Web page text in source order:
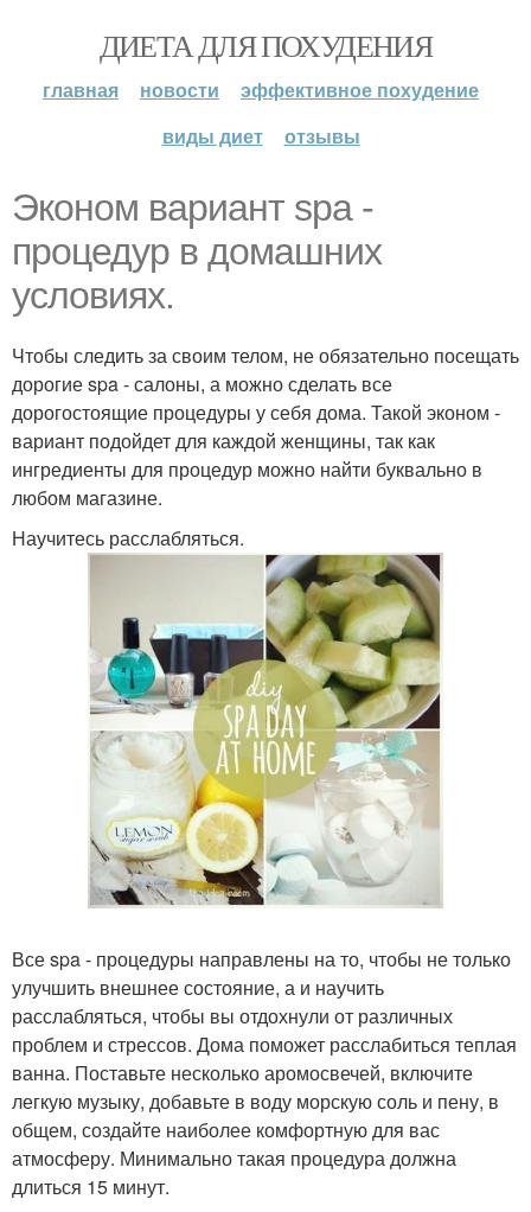
ДИЕТА ДЛЯ ПОХУДЕНИЯ
главная новости
эффективное похудение
виды диет
отзывы
Эконом вариант spa -
процедур в домашних
условиях.
Чтобы следить за своим телом, не обязательно посещать
дорогие spa - салоны, а можно сделать все
дорогостоящие процедуры у себя дома. Такой эконом -
вариант подойдет для каждой женщины, так как
ингредиенты для процедур можно найти буквально в
любом магазине.
Научитесь расслабляться.
Все spa - процедуры направлены на то, чтобы не только
улучшить внешнее состояние, а и научить
расслабляться, чтобы вы отдохнули от различных
проблем и стрессов. Дома поможет расслабиться теплая
ванна. Поставьте несколько аромосвечей, включите
легкую музыку, добавьте в воду морскую соль и пену, в
общем, создайте наиболее комфортную для вас
атмосферу. Минимально такая процедура должна
длиться 15 минут.